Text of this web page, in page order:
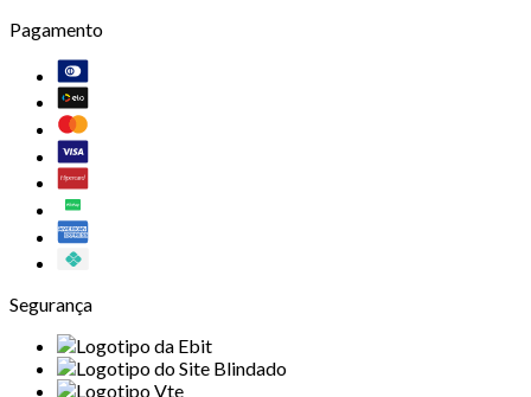
Pagamento
Segurança